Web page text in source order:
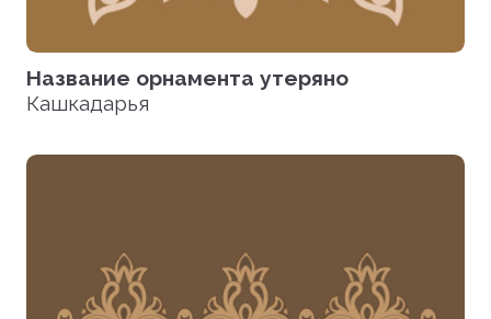
Название орнамента утеряно
Кашкадарья